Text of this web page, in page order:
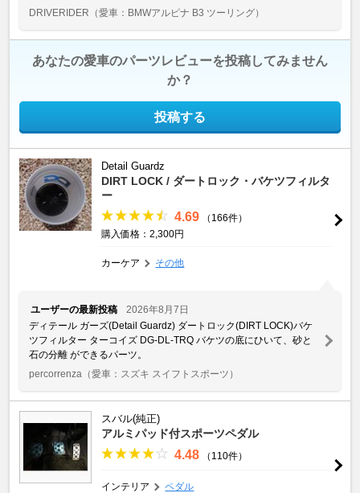
DRIVERIDER （愛車：BMWアルピナ B3 ツーリング）
あなたの愛車のパーツレビューを投稿してみません
か？
投稿する
Detail Guardz
DIRT LOCK / ダートロック・バケツフィルタ
ー
4.69
（166件）
購入価格：2,300円
カーケア その他
ユーザーの最新投稿
2026年8月7日
ディテール ガーズ(Detail Guardz) ダートロック(DIRT LOCK)バケ
ツフィルター ターコイズ DG-DL-TRQ バケツの底にひいて、砂と
石の分離 ができるパーツ。
percorrenza （愛車：スズキ スイフトスポーツ）
スバル(純正)
アルミパッド付スポーツペダル
4.48 （110件）
インテリア ペダル